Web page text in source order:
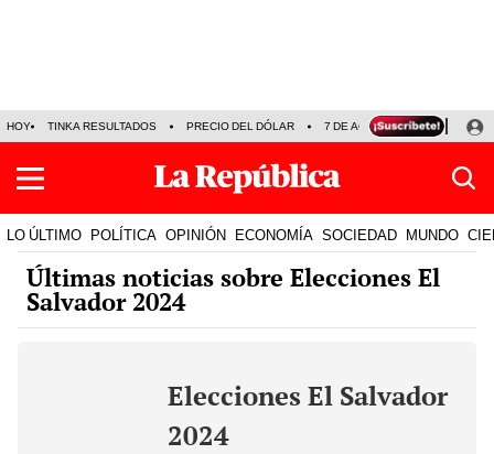
HOY TINKA RESULTADOS PRECIO DEL DÓLAR 7 DE AGOSTO OLLANTA
LO ÚLTIMO POLÍTICA OPINIÓN ECONOMÍA SOCIEDAD MUNDO
Últimas noticias sobre Elecciones El
Salvador 2024
Elecciones El Salvador
2024